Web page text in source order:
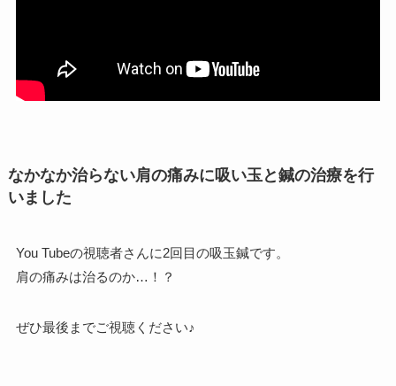
なかなか治らない肩の痛みに吸い玉と鍼の治療を行
いました
You Tubeの視聴者さんに2回目の吸玉鍼です。
肩の痛みは治るのか…！？
ぜひ最後までご視聴ください♪